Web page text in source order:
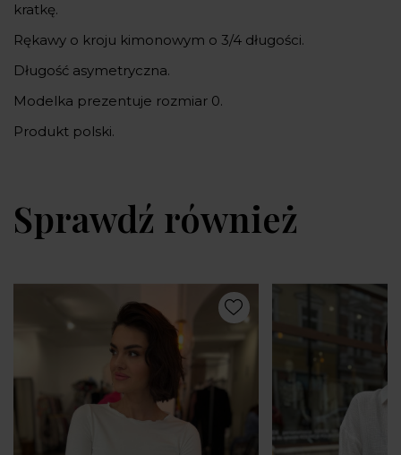
kratkę.
Rękawy o kroju kimonowym o 3/4 długości.
Długość asymetryczna.
Modelka prezentuje rozmiar 0.
Produkt polski.
Sprawdź również